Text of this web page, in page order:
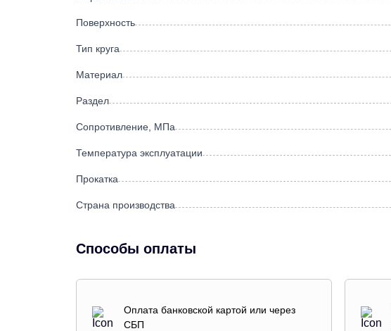
Поверхность
Тип круга
Материал
Раздел
Сопротивление, МПа
Температура эксплуатации
Прокатка
Страна производства
Способы оплаты
Оплата банковской картой или через
СБП